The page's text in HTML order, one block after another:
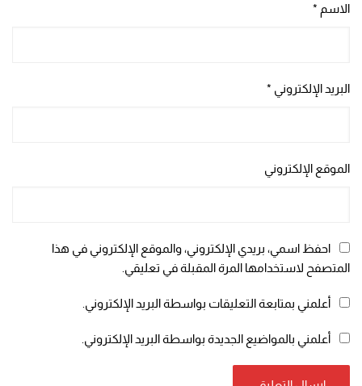
الاسم *
البريد الإلكتروني *
الموقع الإلكتروني
احفظ اسمي، بريدي الإلكتروني، والموقع الإلكتروني في هذا
المتصفح لاستخدامها المرة المقبلة في تعليقي.
أعلمني بمتابعة التعليقات بواسطة البريد الإلكتروني.
أعلمني بالمواضيع الجديدة بواسطة البريد الإلكتروني.